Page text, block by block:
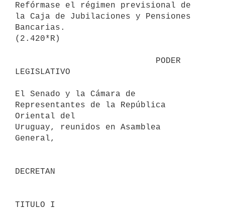
Refórmase el régimen previsional de
la Caja de Jubilaciones y Pensiones
Bancarias.
(2.420*R)
LEGISLATIVO
El Senado y la Cámara de
Representantes de la República
Oriental del
Uruguay, reunidos en Asamblea
General,
DECRETAN
TITULO I